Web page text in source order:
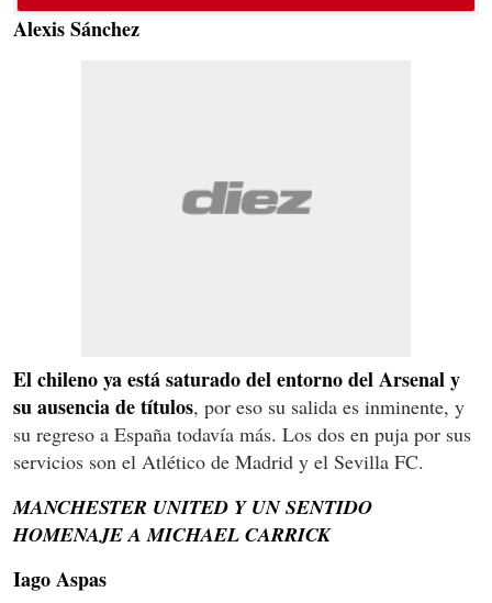
Alexis Sánchez
El chileno ya está saturado del entorno del Arsenal y
su ausencia de títulos, por eso su salida es inminente, y
su regreso a España todavía más. Los dos en puja por sus
servicios son el Atlético de Madrid y el Sevilla FC.
MANCHESTER UNITED Y UN SENTIDO
HOMENAJE A MICHAEL CARRICK
Iago Aspas